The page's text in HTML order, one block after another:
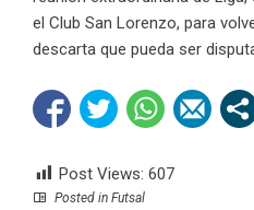
el Club San Lorenzo, para
descarta que pueda ser
Post Views: 607
Posted in Futsal